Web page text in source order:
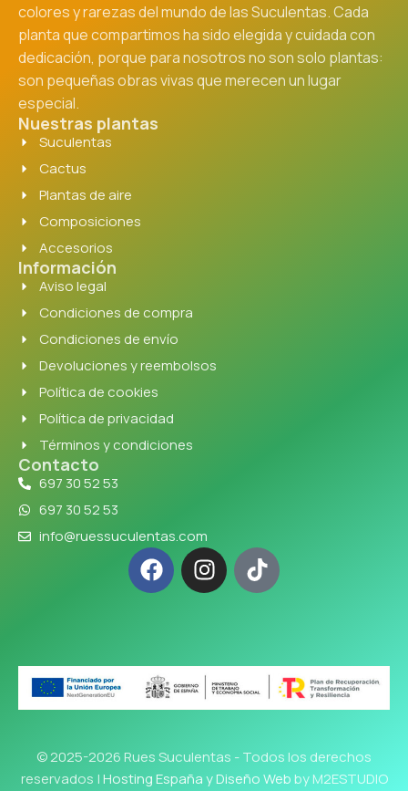
colores y rarezas del mundo de las Suculentas. Cada
planta que compartimos ha sido elegida y cuidada con
dedicación, porque para nosotros no son solo plantas:
son pequeñas obras vivas que merecen un lugar
especial.
Nuestras plantas
Suculentas
Cactus
Plantas de aire
Composiciones
Accesorios
Información
Aviso legal
Condiciones de compra
Condiciones de envío
Devoluciones y reembolsos
Política de cookies
Política de privacidad
Términos y condiciones
Contacto
697 30 52 53
697 30 52 53
info@ruessuculentas.com
© 2025-2026 Rues Suculentas - Todos los derechos
reservados |Hosting España y Diseño Webby M2ESTUDIO